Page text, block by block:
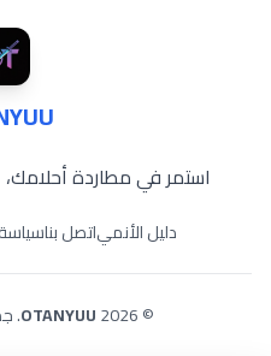
استمر في مطاردة أحلامك،
دليل الأنمياتصل بنا
© 2026
OTANYUU
.